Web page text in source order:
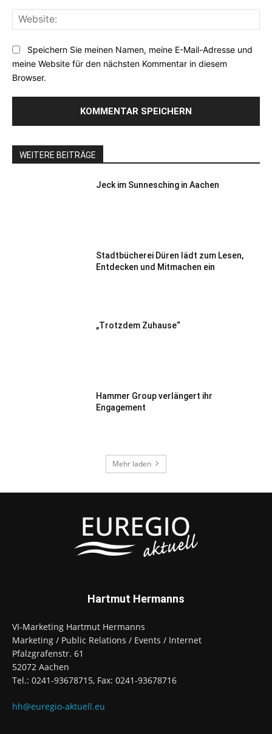
Speichern Sie meinen Namen, meine E-Mail-Adresse und
meine Website für den nächsten Kommentar in diesem
Browser.
WEITERE BEITRÄGE
Jeck im Sunnesching in Aachen
Stadtbücherei Düren lädt zum Lesen,
Entdecken und Mitmachen ein
„Trotzdem Zuhause“
Hammer Group verlängert ihr
Engagement
Mehr laden
Hartmut Hermanns
VI-Marketing Hartmut Hermanns
Marketing / Public Relations / Events / Internet
Pfalzgrafenstr. 61
52072 Aachen
Tel.: 0241-93678715, Fax: 0241-93678716
hh@euregio-aktuell.eu